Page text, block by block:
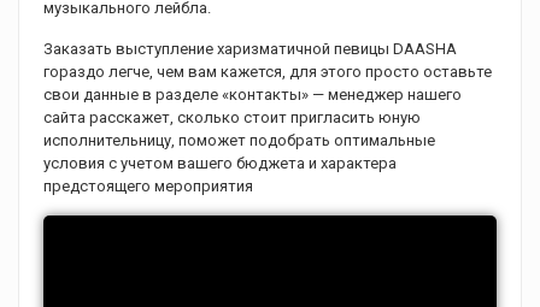
музыкального лейбла.
Заказать выступление харизматичной певицы DAASHA
гораздо легче, чем вам кажется, для этого просто оставьте
свои данные в разделе «контакты» — менеджер нашего
сайта расскажет, сколько стоит пригласить юную
исполнительницу, поможет подобрать оптимальные
условия с учетом вашего бюджета и характера
предстоящего мероприятия